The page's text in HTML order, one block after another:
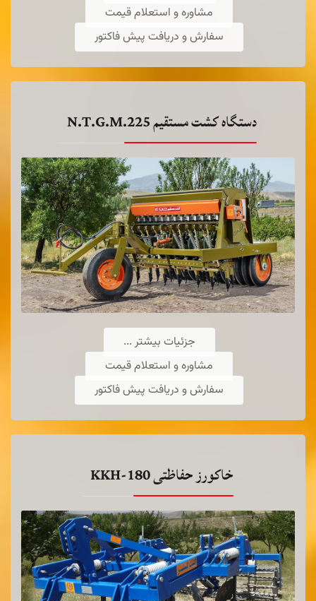
بیشتر ...
بذركاركود كار آبی DF-250
بذركاركود كارهايDF-250
سيستم كاشت بذرتوانائي و كاشت كود در
جواربذر را دارا مي باشد با استفاده ازاين
دستگاه مي توان انواع بذر غلات ونيز كود
فسفات و اوره كشت نمود.
مشاوره و استعلام قیمت
سفارش و دریافت پیش فاکتور
دستگاه کشت مستقیم N.T.G.M.225
جزئیات بیشتر ...
مشاوره و استعلام قیمت
سفارش و دریافت پیش فاکتور
خاکورز حفاظتی KKH-180